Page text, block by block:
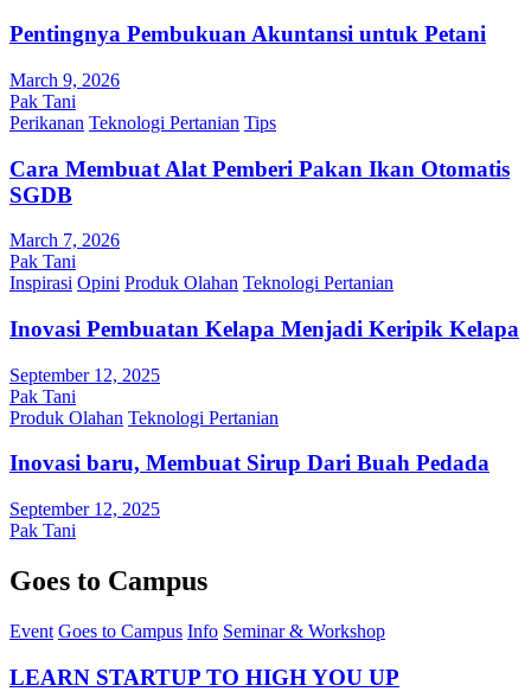
Pentingnya Pembukuan Akuntansi untuk Petani
March 9, 2026
Pak Tani
Perikanan Teknologi Pertanian Tips
Cara Membuat Alat Pemberi Pakan Ikan Otomatis
SGDB
March 7, 2026
Pak Tani
Inspirasi Opini Produk Olahan Teknologi Pertanian
Inovasi Pembuatan Kelapa Menjadi Keripik Kelapa
September 12, 2025
Pak Tani
Produk Olahan Teknologi Pertanian
Inovasi baru, Membuat Sirup Dari Buah Pedada
September 12, 2025
Pak Tani
Goes to Campus
Event Goes to Campus Info Seminar & Workshop
LEARN STARTUP TO HIGH YOU UP